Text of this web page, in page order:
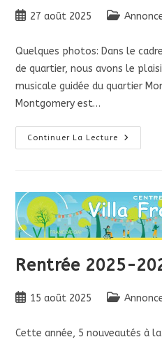
Publication
27 août 2025
Post
Quelques photos: Dans le
de quartier, nous avons le
musicale guidée du quartier
Montgomery est…
Continuer La Lecture
Visite
Musicale
14h
Rentrée 2025-
Publication
15 août 2025
Post
Cette année, 5 nouveautés à